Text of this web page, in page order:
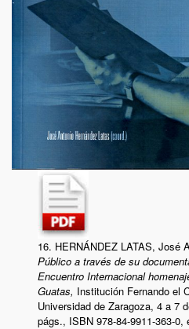
16. HERNÁNDEZ LATAS, José
Público a través de su
Encuentro Internacional
Guatas, Institución Fernando el
Universidad de Zaragoza, 4 a 7
págs., ISBN 978-84-9911-363-0,